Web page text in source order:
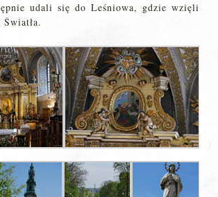
udali się do Leśniowa, gdzie wzięli